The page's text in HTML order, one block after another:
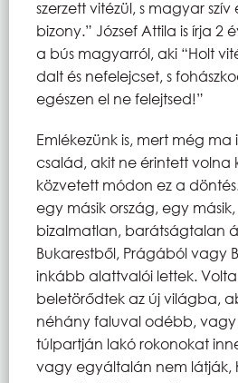
szerzett vitézül, s magyar
bizony.” József Attila is írja 2
a bús magyarról, aki “Holt
dalt és nefelejcset, s
egészen el ne felejtsed!”
Emlékezünk is, mert még
család, akit ne érintett volna
közvetett módon ez a
egy másik ország, egy
bizalmatlan, barátságtalan
Bukarestből, Prágából vagy
inkább alattvalói lettek.
beletörődtek az új világba,
néhány faluval odébb,
túlpartján lakó rokonokat
vagy egyáltalán nem látják,